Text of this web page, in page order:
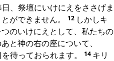
、祭壇にいけにえをささげま
ができません。
12 しかしキ
のいけにえとして、私たちの
と神の右の座について、
待っておられます。 14 キリ